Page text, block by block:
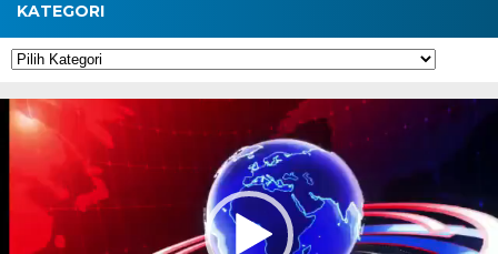
KATEGORI
Kategori
Pemutar
Video